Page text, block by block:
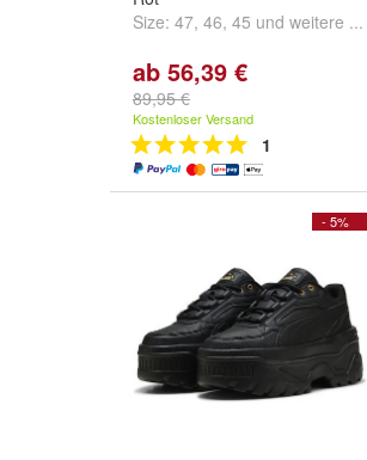
Size: 47, 46, 45 und weitere ...
ab 56,39 €
89,95 €
Kostenloser Versand
1
- 5%